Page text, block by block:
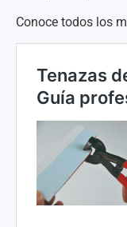
Conoce todos los